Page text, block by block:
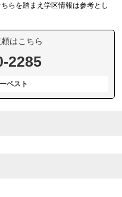
らを踏まえ学区情報は参考とし
はこちら
2285
ベスト